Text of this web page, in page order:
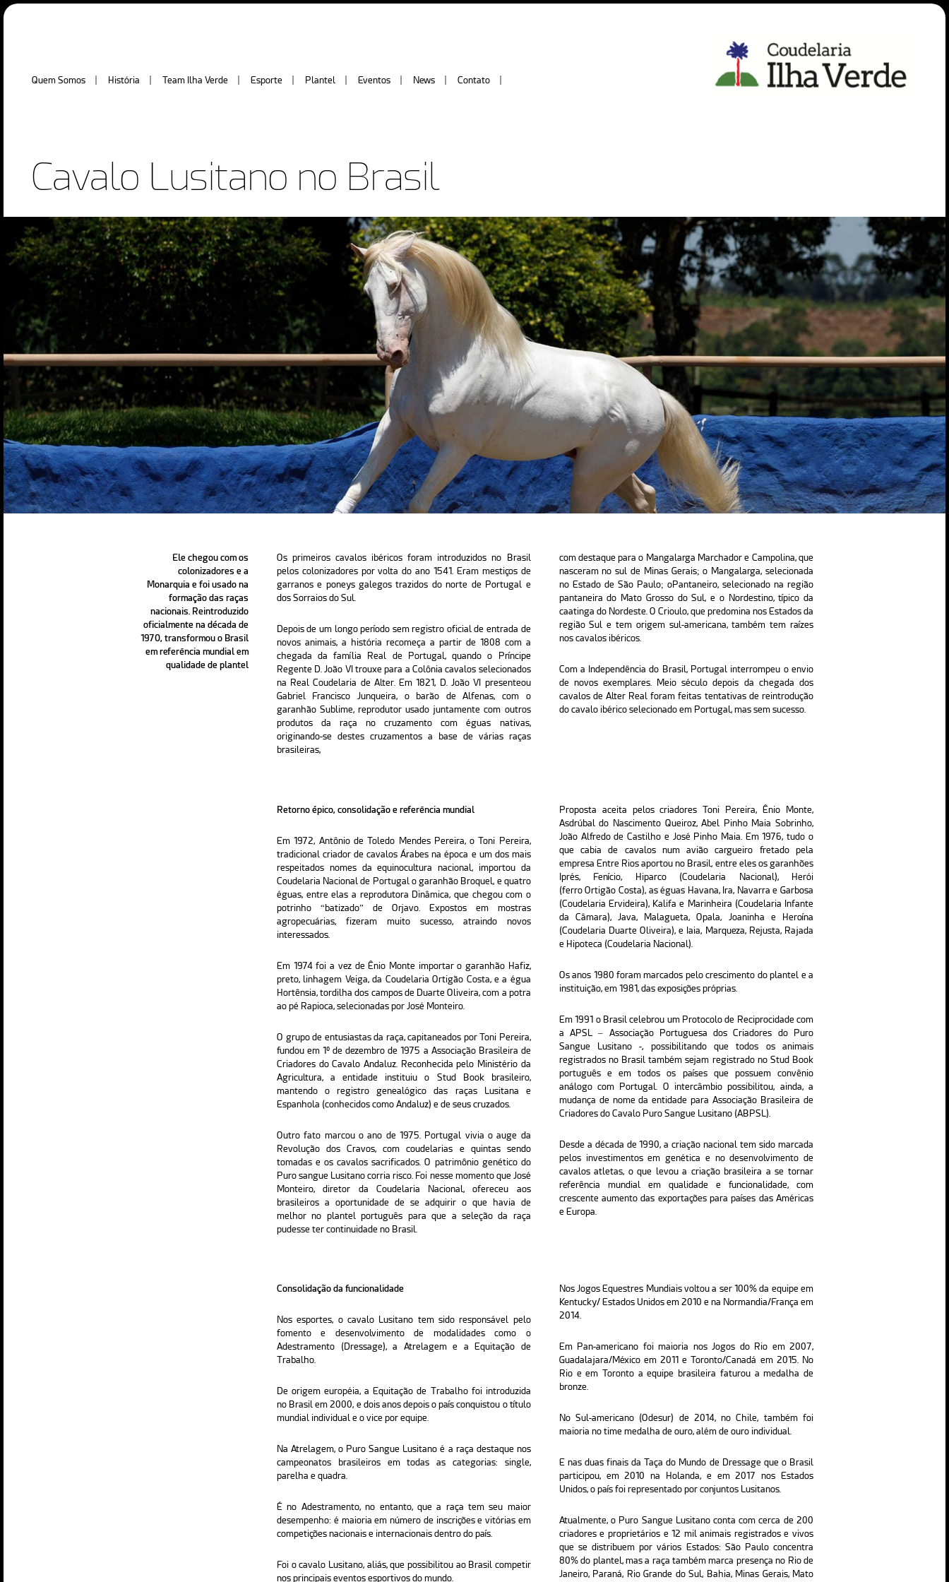
Quem Somos História Team Ilha Verde Esporte Plantel Eventos News Contato
Cavalo Lusitano no Brasil
Ele chegou com os
colonizadores e a
Monarquia e foi usado na
formação das raças
nacionais. Reintroduzido
oficialmente na década de
1970, transformou o Brasil
em referência mundial em
qualidade de plantel
Os primeiros cavalos ibéricos foram introduzidos no Brasil
pelos colonizadores por volta do ano 1541. Eram mestiços de
garranos e poneys galegos trazidos do norte de Portugal e
dos Sorraios do Sul.
Depois de um longo período sem registro oficial de entrada de
novos animais, a história recomeça a partir de 1808 com a
chegada da família Real de Portugal, quando o Príncipe
Regente D. João VI trouxe para a Colônia cavalos selecionados
na Real Coudelaria de Alter. Em 1821, D. João VI presenteou
Gabriel Francisco Junqueira, o barão de Alfenas, com o
garanhão Sublime, reprodutor usado juntamente com outros
produtos da raça no cruzamento com éguas nativas,
originando-se destes cruzamentos a base de várias raças
brasileiras,
com destaque para o Mangalarga Marchador e Campolina, que
nasceram no sul de Minas Gerais; o Mangalarga, selecionada
no Estado de São Paulo; oPantaneiro, selecionado na região
pantaneira do Mato Grosso do Sul, e o Nordestino, típico da
caatinga do Nordeste. O Crioulo, que predomina nos Estados da
região Sul e tem origem sul-americana, também tem raízes
nos cavalos ibéricos.
Com a Independência do Brasil, Portugal interrompeu o envio
de novos exemplares. Meio século depois da chegada dos
cavalos de Alter Real foram feitas tentativas de reintrodução
do cavalo ibérico selecionado em Portugal, mas sem sucesso.
Retorno épico, consolidação e referência mundial
Em 1972, Antônio de Toledo Mendes Pereira, o Toni Pereira,
tradicional criador de cavalos Árabes na época e um dos mais
respeitados nomes da equinocultura nacional, importou da
Coudelaria Nacional de Portugal o garanhão Broquel, e quatro
éguas, entre elas a reprodutora Dinâmica, que chegou com o
potrinho “batizado” de Orjavo. Expostos em mostras
agropecuárias, fizeram muito sucesso, atraindo novos
interessados.
Em 1974 foi a vez de Ênio Monte importar o garanhão Hafiz,
preto, linhagem Veiga, da Coudelaria Ortigão Costa, e a égua
Hortênsia, tordilha dos campos de Duarte Oliveira, com a potra
ao pé Rapioca, selecionadas por José Monteiro.
O grupo de entusiastas da raça, capitaneados por Toni Pereira,
fundou em 1º de dezembro de 1975 a Associação Brasileira de
Criadores do Cavalo Andaluz. Reconhecida pelo Ministério da
Agricultura, a entidade instituiu o Stud Book brasileiro,
mantendo o registro genealógico das raças Lusitana e
Espanhola (conhecidos como Andaluz) e de seus cruzados.
Outro fato marcou o ano de 1975. Portugal vivia o auge da
Revolução dos Cravos, com coudelarias e quintas sendo
tomadas e os cavalos sacrificados. O patrimônio genético do
Puro sangue Lusitano corria risco. Foi nesse momento que José
Monteiro, diretor da Coudelaria Nacional, ofereceu aos
brasileiros a oportunidade de se adquirir o que havia de
melhor no plantel português para que a seleção da raça
pudesse ter continuidade no Brasil.
Proposta aceita pelos criadores Toni Pereira, Ênio Monte,
Asdrúbal do Nascimento Queiroz, Abel Pinho Maia Sobrinho,
João Alfredo de Castilho e José Pinho Maia. Em 1976, tudo o
que cabia de cavalos num avião cargueiro fretado pela
empresa Entre Rios aportou no Brasil, entre eles os garanhões
Iprés, Fenício, Hiparco (Coudelaria Nacional), Herói
(ferro Ortigão Costa), as éguas Havana, Ira, Navarra e Garbosa
(Coudelaria Ervideira), Kalifa e Marinheira (Coudelaria Infante
da Câmara), Java, Malagueta, Opala, Joaninha e Heroína
(Coudelaria Duarte Oliveira), e Iaia, Marqueza, Rejusta, Rajada
e Hipoteca (Coudelaria Nacional).
Os anos 1980 foram marcados pelo crescimento do plantel e a
instituição, em 1981, das exposições próprias.
Em 1991 o Brasil celebrou um Protocolo de Reciprocidade com
a APSL – Associação Portuguesa dos Criadores do Puro
Sangue Lusitano -, possibilitando que todos os animais
registrados no Brasil também sejam registrado no Stud Book
português e em todos os países que possuem convênio
análogo com Portugal. O intercâmbio possibilitou, ainda, a
mudança de nome da entidade para Associação Brasileira de
Criadores do Cavalo Puro Sangue Lusitano (ABPSL).
Desde a década de 1990, a criação nacional tem sido marcada
pelos investimentos em genética e no desenvolvimento de
cavalos atletas, o que levou a criação brasileira a se tornar
referência mundial em qualidade e funcionalidade, com
crescente aumento das exportações para países das Américas
e Europa.
Consolidação da funcionalidade
Nos esportes, o cavalo Lusitano tem sido responsável pelo
fomento e desenvolvimento de modalidades como o
Adestramento (Dressage), a Atrelagem e a Equitação de
Trabalho.
De origem européia, a Equitação de Trabalho foi introduzida
no Brasil em 2000, e dois anos depois o país conquistou o título
mundial individual e o vice por equipe.
Na Atrelagem, o Puro Sangue Lusitano é a raça destaque nos
campeonatos brasileiros em todas as categorias: single,
parelha e quadra.
É no Adestramento, no entanto, que a raça tem seu maior
desempenho: é maioria em número de inscrições e vitórias em
competições nacionais e internacionais dentro do país.
Foi o cavalo Lusitano, aliás, que possibilitou ao Brasil competir
nos principais eventos esportivos do mundo.
Nos Jogos Equestres Mundiais voltou a ser 100% da equipe em
Kentucky/ Estados Unidos em 2010 e na Normandia/França em
2014.
Em Pan-americano foi maioria nos Jogos do Rio em 2007,
Guadalajara/México em 2011 e Toronto/Canadá em 2015. No
Rio e em Toronto a equipe brasileira faturou a medalha de
bronze.
No Sul-americano (Odesur) de 2014, no Chile, também foi
maioria no time medalha de ouro, além de ouro individual.
E nas duas finais da Taça do Mundo de Dressage que o Brasil
participou, em 2010 na Holanda, e em 2017 nos Estados
Unidos, o país foi representado por conjuntos Lusitanos.
Atualmente, o Puro Sangue Lusitano conta com cerca de 200
criadores e proprietários e 12 mil animais registrados e vivos
que se distribuem por vários Estados: São Paulo concentra
80% do plantel, mas a raça também marca presença no Rio de
Janeiro, Paraná, Rio Grande do Sul, Bahia, Minas Gerais, Mato